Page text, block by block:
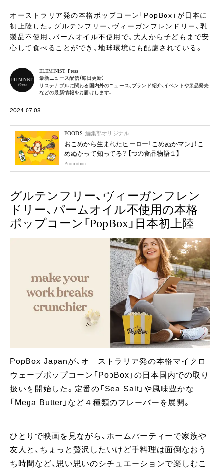
オーストラリア発の本格ポップコーン「PopBox」が日本に
初上陸した。グルテンフリー、ヴィーガンフレンドリー、乳
製品不使用、パームオイル不使用で、大人から子どもまで安
心して食べることができ、地球環境にも配慮されている。
ELEMINIST Press
最新ニュース配信（毎日更新）
サステナブルに関わる国内外のニュース、ブランド紹介、イベントや製品発売
などの最新情報をお届けします。
2024.07.03
FOODS 編集部オリジナル
おこめから生まれたヒーロー「こめぬかマン」！こ
めぬかって知ってる？【つの食品物語１】
Promotion
グルテンフリー、ヴィーガンフレン
ドリー、パームオイル不使用の本格
ポップコーン「PopBox」日本初上陸
PopBox Japanが、オーストラリア発の本格マイクロ
ウェーブポップコーン「PopBox」の日本国内での取り
扱いを開始した。定番の「Sea Salt」や風味豊かな
「Mega Butter」など４種類のフレーバーを展開。
ひとりで映画を見ながら、ホームパーティーで家族や
友人と、ちょっと贅沢したいけど手料理は面倒なおう
ち時間など、思い思いのシチュエーションで楽しむこ